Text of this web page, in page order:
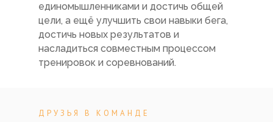
единомышленниками и достичь общей
цели, а ещё улучшить свои навыки бега,
достичь новых результатов и
насладиться совместным процессом
тренировок и соревнований.
ДРУЗЬЯ В КОМАНДЕ